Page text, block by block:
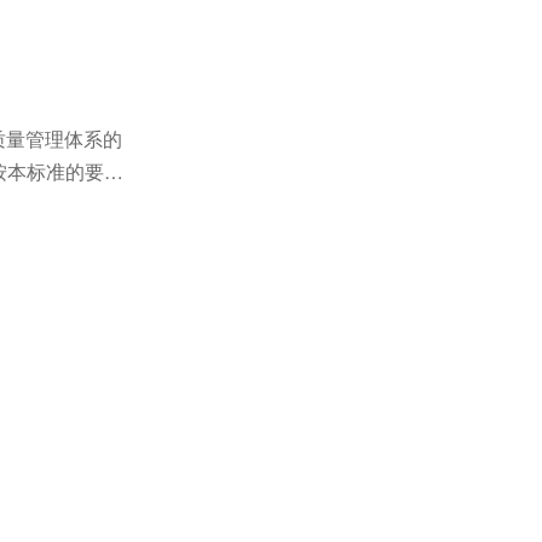
管理体系的
标准的要求
组织应：a)